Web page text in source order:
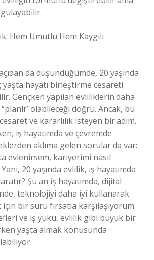
Hem Umutlu Hem Kaygılı
da düşündüğümde, 20 yaşında
yaşta hayatı birleştirme cesareti
Gençken yapılan evliliklerin daha
“planlı” olabileceği doğru. Ancak, bu
ve kararlılık isteyen bir adım.
iş hayatımda ve çevremde
aklıma gelen sorular da var:
evlenirsem, kariyerimi nasıl
20 yaşında evlilik, iş hayatımda
Şu an iş hayatımda, dijital
teknolojiyi daha iyi kullanarak
bir sürü fırsatla karşılaşıyorum.
ve iş yükü, evlilik gibi büyük bir
yaşta almak konusunda